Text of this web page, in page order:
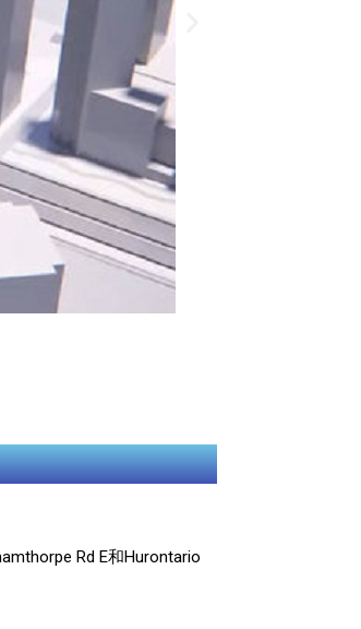
Rd E和Hurontario